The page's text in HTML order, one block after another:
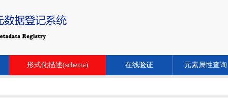
形式化描述(schema) 在线验证 元素属性查询